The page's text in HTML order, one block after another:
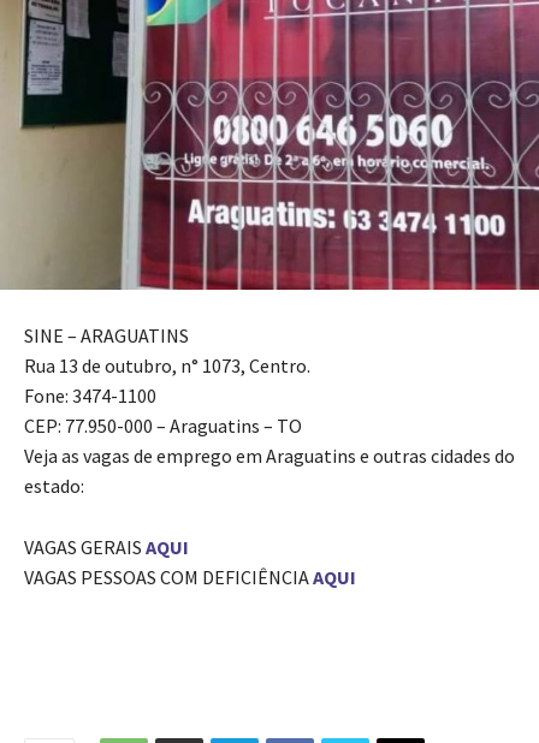
SINE – ARAGUATINS
Rua 13 de outubro, n° 1073, Centro.
Fone: 3474-1100
CEP: 77.950-000 – Araguatins – TO
Veja as vagas de emprego em Araguatins e outras cidades do
estado:
VAGAS GERAIS AQUI
VAGAS PESSOAS COM DEFICIÊNCIAAQUI